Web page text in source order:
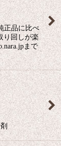
正品に比べ
り回しが楽
まで